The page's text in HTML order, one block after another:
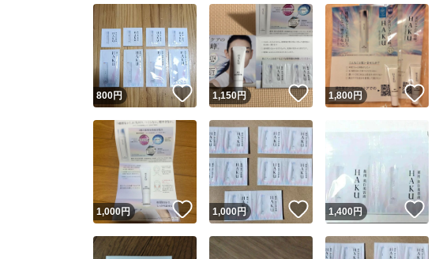
800円 いいね！
1,150円 いいね！
1,800円
1,000円 いいね！
1,000円 いいね！
1,400円